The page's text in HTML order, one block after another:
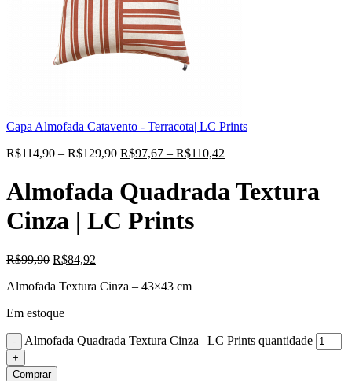
Capa Almofada Catavento - Terracota| LC Prints
R$114,90–R$129,90 R$97,67 – R$110,42
Almofada Quadrada Textura
Cinza | LC Prints
R$99,90 R$84,92
Almofada Textura Cinza – 43×43 cm
Em estoque
Almofada Quadrada Textura Cinza | LC Prints quantidade
Comprar